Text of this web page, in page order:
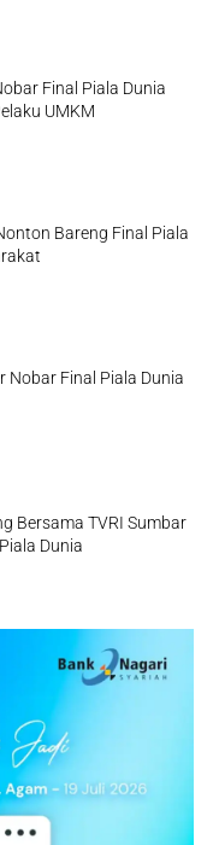
Final Piala Dunia
UMKM
Bareng Final Piala
Nobar Final Piala Dunia
Bersama TVRI Sumbar
Dunia